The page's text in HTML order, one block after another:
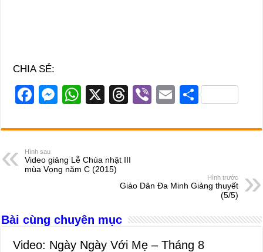
CHIA SẺ:
F
c
e
b
k
M
ss
n
W
at
A
X
T
e
d
s
Vi
er
E
ail
S
ar
Hình sau
Video giảng Lễ Chúa nhật III
mùa Vọng năm C (2015)
Hình trước
Giáo Dân Đa Minh Giảng thuyết
(5/5)
Bài cùng chuyên mục
Video: Ngày Ngày Với Mẹ – Tháng 8